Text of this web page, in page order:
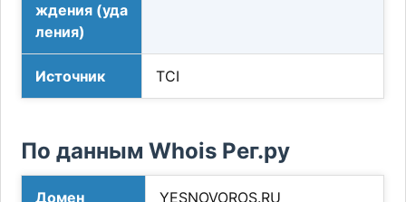
ждения (уда
ления)
Источник TCI
По данным Whois Рег.ру
Домен YESNOVOROS.RU